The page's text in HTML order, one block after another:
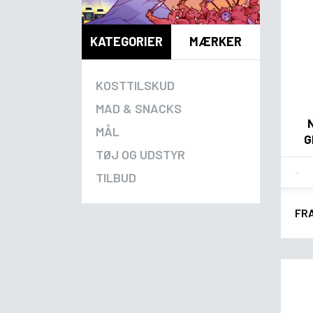
KATEGORIER MÆRKER
KOSTTILSKUD
MAD & SNACKS
MÅL
TØJ OG UDSTYR
TILBUD